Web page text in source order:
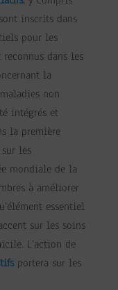
inscrits dans
pour les
dans les
la
non
intégrés et
la première
les
mondiale de la
à améliorer
essentiel
sur les soins
L’action de
portera sur les